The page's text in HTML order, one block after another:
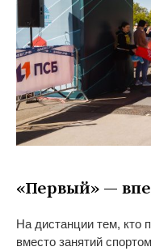
«Первый» —
На дистанции тем, кто
вместо занятий